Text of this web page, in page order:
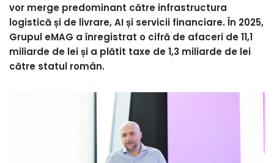
vor merge predominant către infrastructura
logistică și de livrare, AI și servicii financiare. În 2025,
Grupul eMAG a înregistrat o cifră de afaceri de 11,1
miliarde de lei și a plătit taxe de 1,3 miliarde de lei
către statul român.